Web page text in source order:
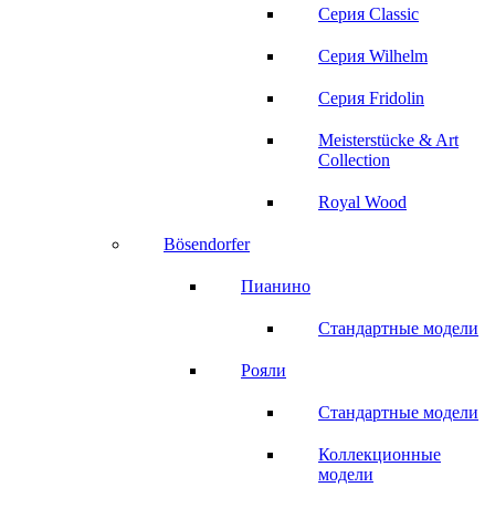
Серия Classic
Серия Wilhelm
Серия Fridolin
Meisterstücke & Art
Collection
Royal Wood
Bösendorfer
Пианино
Стандартные модели
Рояли
Стандартные модели
Коллекционные
модели